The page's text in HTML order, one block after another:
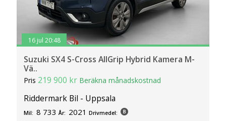
16 jul 20:48
Suzuki SX4 S-Cross AllGrip Hybrid Kamera M-
Vä..
Pris 219 900 kr Beräkna månadskostnad
Riddermark Bil - Uppsala
Mil: 8 733 År: 2021 Drivmedel: